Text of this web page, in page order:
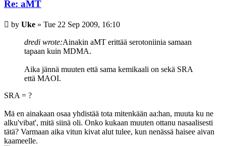
Re: aMT
Post
by Uke » Tue 22 Sep 2009, 16:10
dredi wrote:Ainakin aMT erittää serotoniinia samaan
tapaan kuin MDMA.
Aika jännä muuten että sama kemikaali on sekä SRA
että MAOI.
SRA = ?
Mä en ainakaan osaa yhdistää tota mitenkään aa:han, muuta ku ne
alku'vibat', mitä siinä oli. Onko kukaan muuten ottanu nasaalisesti
tätä? Varmaan aika vitun kivat alut tulee, kun nenässä haisee aivan
kaameelle.